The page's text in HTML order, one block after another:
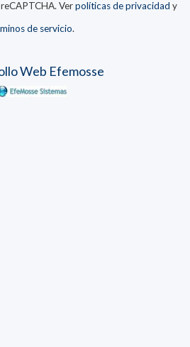
Verpolíticas de privacidad y
de servicio.
Web Efemosse